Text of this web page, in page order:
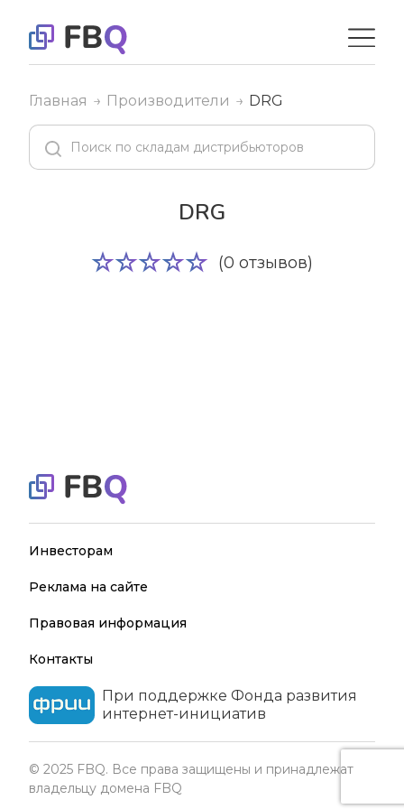
Главная Производители DRG
DRG
(0 отзывов)
При поддержке Фонда развития
интернет-инициатив
Инвесторам
Реклама на сайте
Правовая информация
Контакты
© 2025 FBQ. Все права защищены и принадлежат
владельцу домена FBQ